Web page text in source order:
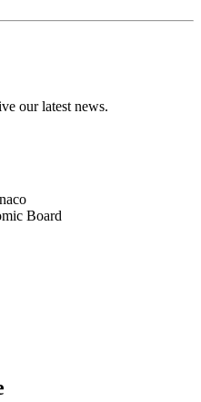
our latest news.